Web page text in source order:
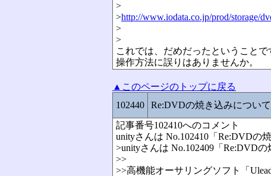
>
>http://www.iodata.co.jp/prod/storage/
>
>
これでは、だめだったということで
操作方法に誤りはありませんか。
▲このページのトップに戻る
102440
Re:DVDの焼き込みについ
記事番号102410へのコメント
unityさんは No.102410「Re:DVDの
>unityさんは No.102409「Re:DVD
>>
>>高機能オーサリングソフト「